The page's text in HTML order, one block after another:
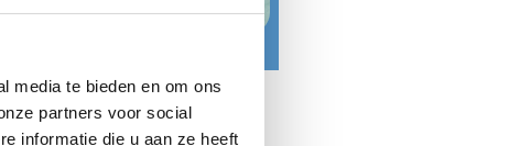
media te bieden en om ons
partners voor social
informatie die u aan ze heeft